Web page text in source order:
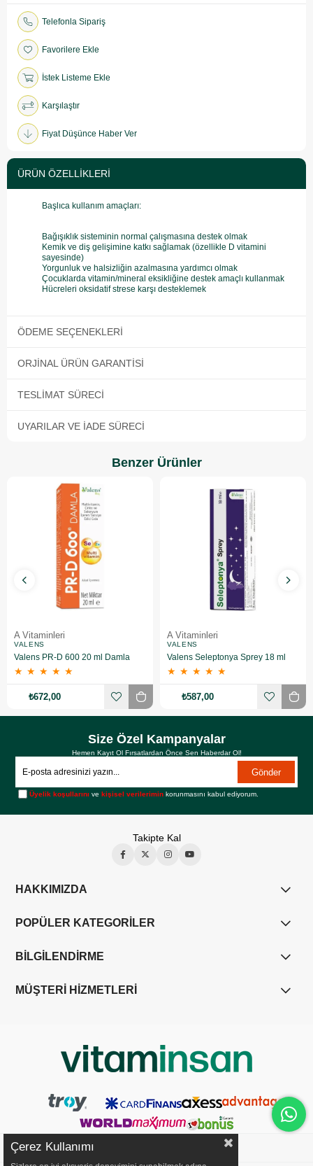
Telefonla Sipariş
Favorilere Ekle
İstek Listeme Ekle
Karşılaştır
Fiyat Düşünce Haber Ver
ÜRÜN ÖZELLIKLERI
Başlıca kullanım amaçları:
Bağışıklık sisteminin normal çalışmasına destek olmak
Kemik ve diş gelişimine katkı sağlamak (özellikle D vitamini
sayesinde)
Yorgunluk ve halsizliğin azalmasına yardımcı olmak
Çocuklarda vitamin/mineral eksikliğine destek amaçlı kullanmak
Hücreleri oksidatif strese karşı desteklemek
ÖDEME SEÇENEKLERI
ORJINAL ÜRÜN GARANTISI
TESLIMAT SÜRECI
UYARILAR VE İADE SÜRECI
Benzer Ürünler
A Vitaminleri
VALENS
Valens PR-D 600 20 ml Damla
★ ★ ★ ★ ★
₺672,00
A Vitaminleri
VALENS
Valens Seleptonya Sprey 18 ml
★ ★ ★ ★ ★
₺587,00
Size Özel Kampanyalar
Hemen Kayıt Ol Fırsatlardan Önce Sen Haberdar Ol!
Gönder
Üyelik koşullarını vekişisel verilerimin korunmasını kabul ediyorum.
Takipte Kal
HAKKIMIZDA
POPÜLER KATEGORİLER
BİLGİLENDİRME
MÜŞTERİ HİZMETLERİ
Çerez Kullanımı